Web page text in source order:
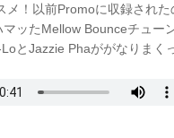
！以前Promoに収録された
ッたMellow Bounceチュー
とJazzie Phaががなりまく